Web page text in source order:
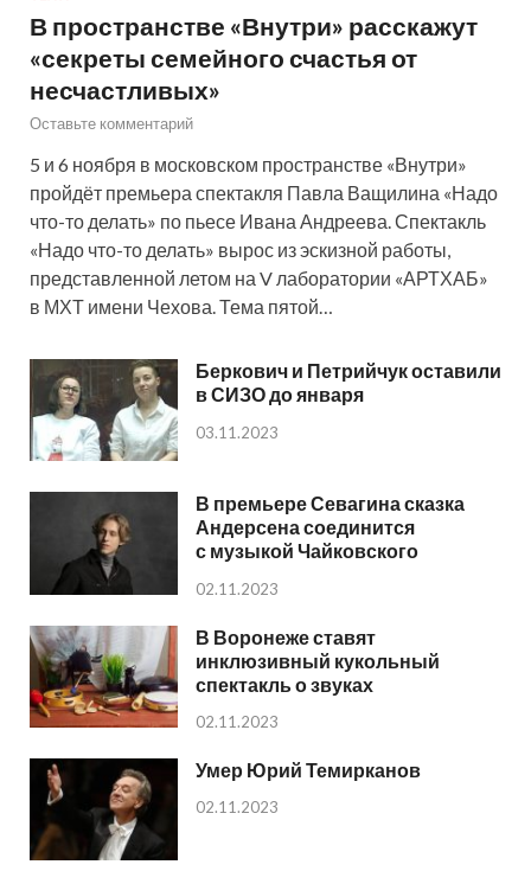
В пространстве «Внутри» расскажут
«секреты семейного счастья от
несчастливых»
Оставьте комментарий
5 и 6 ноября в московском пространстве «Внутри»
пройдёт премьера спектакля Павла Ващилина «Надо
что-то делать» по пьесе Ивана Андреева. Спектакль
«Надо что-то делать» вырос из эскизной работы,
представленной летом на V лаборатории «АРТХАБ»
в МХТ имени Чехова. Тема пятой…
Беркович и Петрийчук оставили
в СИЗО до января
03.11.2023
В премьере Севагина сказка
Андерсена соединится
с музыкой Чайковского
02.11.2023
В Воронеже ставят
инклюзивный кукольный
спектакль о звуках
02.11.2023
Умер Юрий Темирканов
02.11.2023